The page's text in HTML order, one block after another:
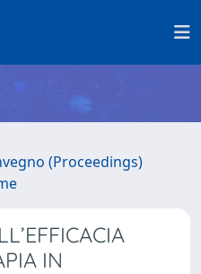
(Proceedings)
IN